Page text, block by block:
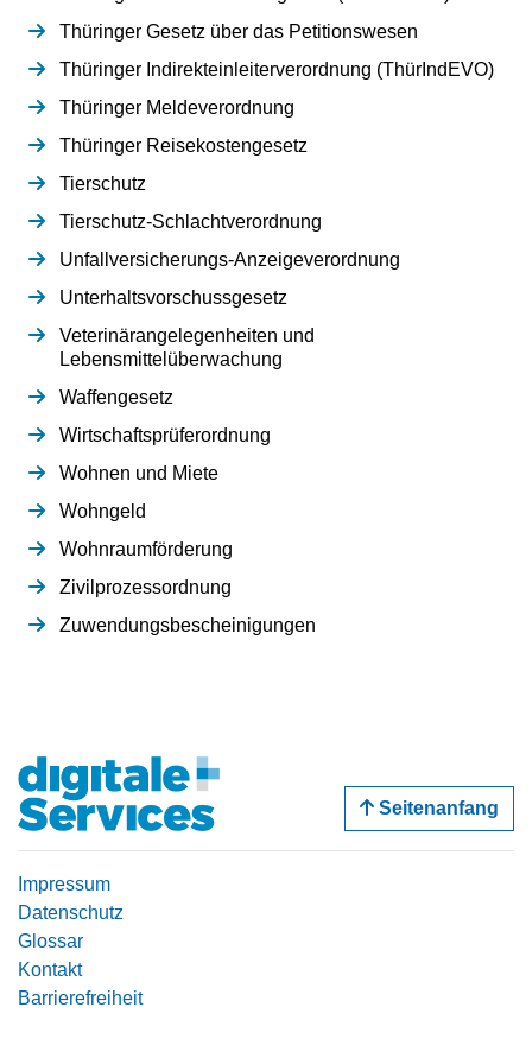
Thüringer Gesetz über das Petitionswesen
Thüringer Indirekteinleiterverordnung (ThürIndEVO)
Thüringer Meldeverordnung
Thüringer Reisekostengesetz
Tierschutz
Tierschutz-Schlachtverordnung
Unfallversicherungs-Anzeigeverordnung
Unterhaltsvorschussgesetz
Veterinärangelegenheiten und
Lebensmittelüberwachung
Waffengesetz
Wirtschaftsprüferordnung
Wohnen und Miete
Wohngeld
Wohnraumförderung
Zivilprozessordnung
Zuwendungsbescheinigungen
Seitenanfang
Impressum
Datenschutz
Glossar
Kontakt
Barrierefreiheit